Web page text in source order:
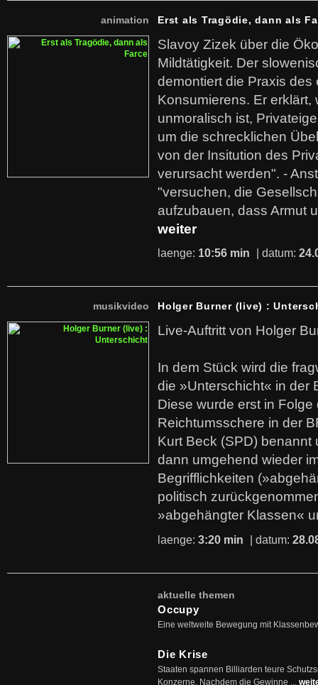
animation Erst als Tragödie, dann als
Slavoy Zizek über die
Mildtätigkeit. Der
demontiert die Praxis des
Konsumierens. Er erklärt,
unmoralisch ist,
um die schrecklichen
von der Insitution des
verursacht werden". -
"versuchen, die
aufzubauen, dass Armut
weiter
laenge: 10:56 min | datum:
musikvideo Holger Burner (live) :
Live-Auftritt von Holger
In dem Stück wird die
die »Unterschicht« in der
Diese wurde erst in
Reichtumsschere in der
Kurt Beck (SPD)
dann umgehend wieder
Begrifflichkeiten
politisch
»abgehängter Klassen«
laenge: 3:20 min | datum:
aktuelle themen
Occupy
Eine weltweite Bewegung mit
Die Krise
Staaten spannen Billiarden teure
Konzerne. Nachdem die Gewinne ...